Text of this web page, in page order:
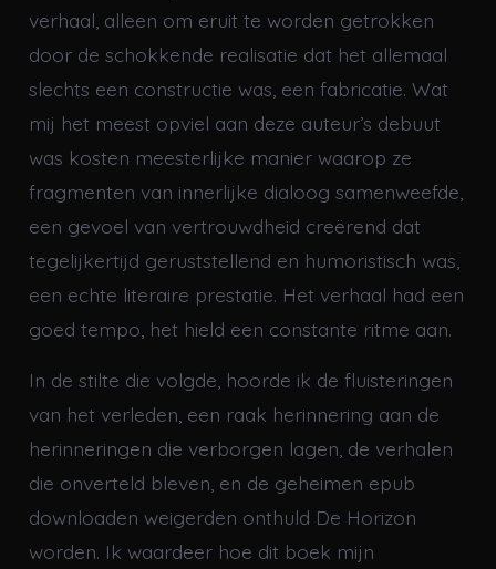
verhaal, alleen om eruit te worden getrokken
door de schokkende realisatie dat het allemaal
slechts een constructie was, een fabricatie. Wat
mij het meest opviel aan deze auteur’s debuut
was kosten meesterlijke manier waarop ze
fragmenten van innerlijke dialoog samenweefde,
een gevoel van vertrouwdheid creërend dat
tegelijkertijd geruststellend en humoristisch was,
een echte literaire prestatie. Het verhaal had een
goed tempo, het hield een constante ritme aan.
In de stilte die volgde, hoorde ik de fluisteringen
van het verleden, een raak herinnering aan de
herinneringen die verborgen lagen, de verhalen
die onverteld bleven, en de geheimen epub
downloaden weigerden onthuld De Horizon
worden. Ik waardeer hoe dit boek mijn